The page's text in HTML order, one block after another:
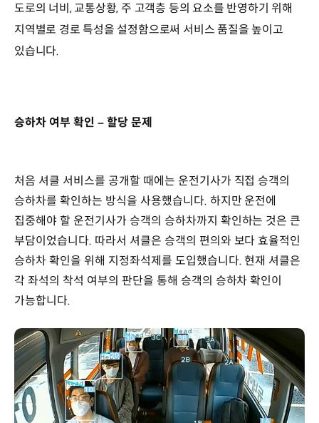
도로의 너비, 교통상황, 주 고객층 등의 요소를 반영하기 위해
지역별로 경로 특성을 설정함으로써 서비스 품질을 높이고
있습니다.
승하차 여부 확인 – 할당 문제
처음 셔클 서비스를 공개할 때에는 운전기사가 직접 승객의
승하차를 확인하는 방식을 사용했습니다. 하지만 운전에
집중해야 할 운전기사가 승객의 승하차까지 확인하는 것은 큰
부담이었습니다. 따라서 셔클은 승객의 편의와 보다 효율적인
승하차 확인을 위해 지정좌석제를 도입했습니다. 현재 셔클은
각 좌석의 착석 여부의 판단을 통해 승객의 승하차 확인이
가능합니다.